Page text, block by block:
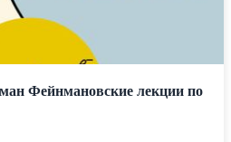
Фейнмановские лекции по